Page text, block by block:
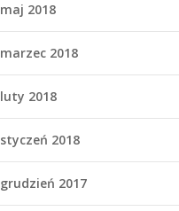
maj 2018
marzec 2018
luty 2018
styczeń 2018
grudzień 2017